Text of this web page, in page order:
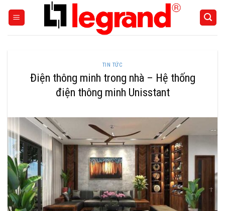
TIN TỨC
Điện thông minh trong nhà – Hệ thống
điện thông minh Unisstant